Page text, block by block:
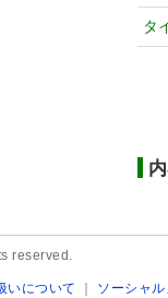
タ
reserved.
いについて ｜ ソーシャ